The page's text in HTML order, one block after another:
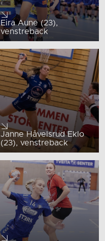
Eira Aune (23),
venstreback
Janne Håvelsrud Eklo
(23), venstreback